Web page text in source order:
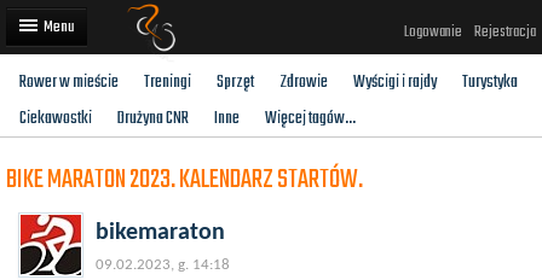
Logowanie Rejestracja
Artykuły
Użytkownicy
Rower w mieście Treningi Sprzęt Zdrowie Wyścigi i rajdy
Turystyka
Ciekawostki
Drużyna CNR Inne Więcej tagów...
BIKE MARATON 2023. KALENDARZ STARTÓW.
bikemaraton
09.02.2023, g. 14:18